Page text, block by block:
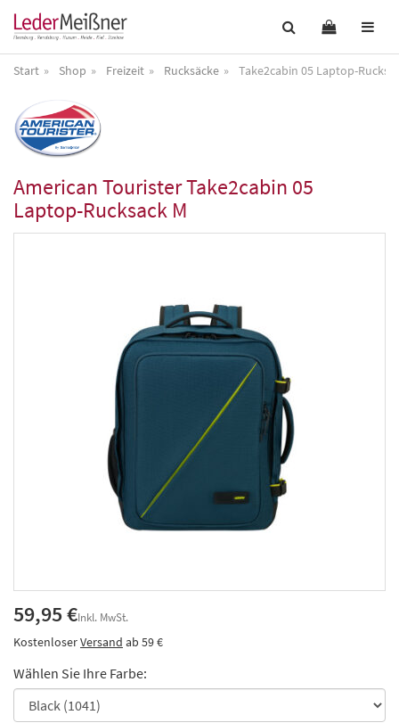
Start Shop Freizeit Rucksäcke Take2cabin 05 Laptop-
American TouristerTake2cabin 05
Laptop-Rucksack M
59,95 €Inkl. MwSt.
KostenloserVersand ab 59 €
Wählen Sie Ihre Farbe: